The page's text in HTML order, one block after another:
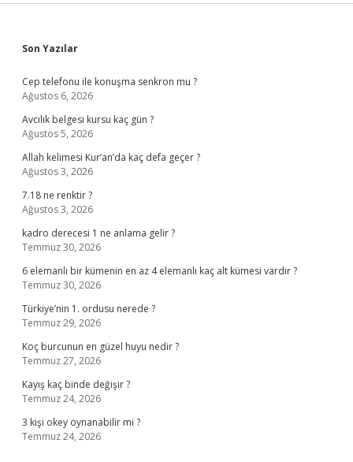
Sidebar
Son Yazılar
Cep telefonu ile konuşma senkron mu ?
Ağustos 6, 2026
Avcılık belgesi kursu kaç gün ?
Ağustos 5, 2026
Allah kelimesi Kur’an’da kaç defa geçer ?
Ağustos 3, 2026
7.18 ne renktir ?
Ağustos 3, 2026
kadro derecesi 1 ne anlama gelir ?
Temmuz 30, 2026
6 elemanlı bir kümenin en az 4 elemanlı kaç alt kümesi vardır ?
Temmuz 30, 2026
Türkiye’nin 1. ordusu nerede ?
Temmuz 29, 2026
Koç burcunun en güzel huyu nedir ?
Temmuz 27, 2026
Kayış kaç binde değişir ?
Temmuz 24, 2026
3 kişi okey oynanabilir mi ?
Temmuz 24, 2026